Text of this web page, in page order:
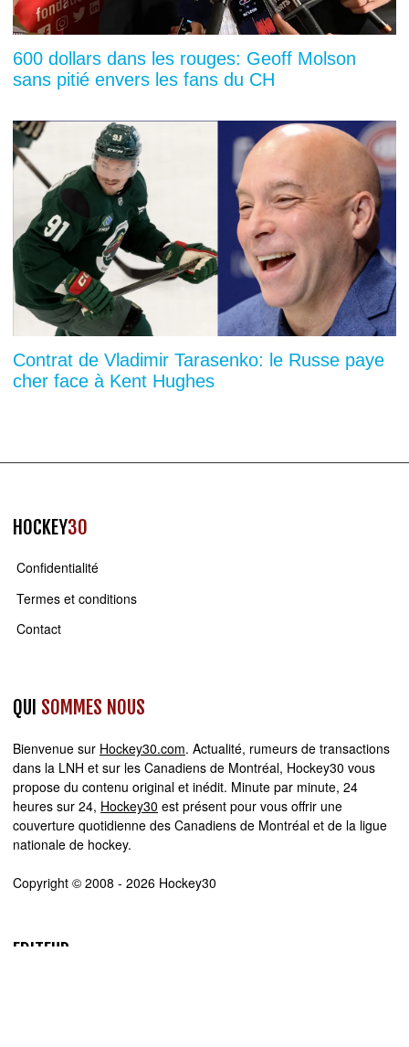
600 dollars dans les rouges: Geoff Molson
sans pitié envers les fans du CH
Contrat de Vladimir Tarasenko: le Russe paye
cher face à Kent Hughes
HOCKEY30
Confidentialité
Termes et conditions
Contact
QUI SOMMES NOUS
Bienvenue sur Hockey30.com. Actualité, rumeurs de transactions
dans la LNH et sur les Canadiens de Montréal, Hockey30 vous
propose du contenu original et inédit. Minute par minute, 24
heures sur 24, Hockey30 est présent pour vous offrir une
couverture quotidienne des Canadiens de Montréal et de la ligue
nationale de hockey.
Copyright © 2008 - 2026 Hockey30
EDITEUR